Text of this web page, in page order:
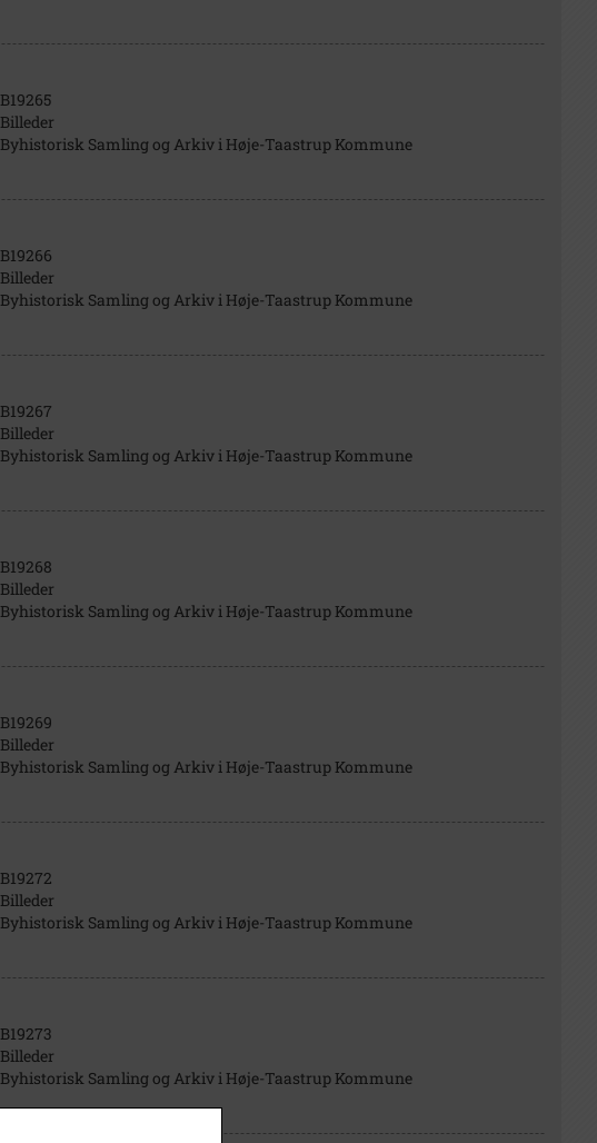
B19265
Billeder
Byhistorisk Samling og Arkiv i Høje-Taastrup Kommune
B19266
Billeder
Byhistorisk Samling og Arkiv i Høje-Taastrup Kommune
B19267
Billeder
Byhistorisk Samling og Arkiv i Høje-Taastrup Kommune
B19268
Billeder
Byhistorisk Samling og Arkiv i Høje-Taastrup Kommune
B19269
Billeder
Byhistorisk Samling og Arkiv i Høje-Taastrup Kommune
B19272
Billeder
Byhistorisk Samling og Arkiv i Høje-Taastrup Kommune
B19273
Billeder
Byhistorisk Samling og Arkiv i Høje-Taastrup Kommune